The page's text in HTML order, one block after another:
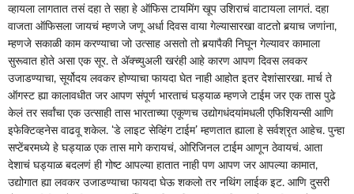
व्हायला लागतात तसं दहा ते सहा हे ऑफिस टायमिंग खूप उशिराचं वाटायला लागतं. दहा
वाजता ऑफिसला जायचं म्हणजे जणू अर्धा दिवस वाया गेल्यासारखा वाटतो बर्‍याच जणांना,
म्हणजे सकाळी काम करण्याचा जो उत्साह असतो तो बर्‍यापैकी निघून गेल्यावर कामाला
सुरूवात होते असा एक सूर. ते अ‍ॅक्च्युअली खरंही आहे कारण आपण दिवस लवकर
उजाडण्याचा, सूर्योदय लवकर होण्याचा फायदा घेत नाही आहोत इतर देेशांसारखा. मार्च ते
ऑगस्ट ह्या कालावधीत जर आपण संपूर्ण भारताचं घड्याळ म्हणजे टाईम जर एक तास पुढे
केलं तर सर्वांचा एक उत्साही तास भारताच्या एकूणच उद्योगधंदयांमधली एफिशियन्सी आणि
इफेक्टिव्हनेस वाढवू शकेल. ‘डे लाइट सेव्हिंग टाईम’ म्हणतात ह्याला हे सर्वश्रृत आहेच. पुन्हा
सप्टेंबरमध्ये हे घड्याळ एक तास मागे करायचं, ओरिजिनल टाईम आणून ठेवायचं. आता
देशाचं घड्याळ बदलणं ही गोष्ट आपल्या हातात नाही पण आपण जर आपल्या कामात,
उद्योगात ह्या लवकर उजाडण्याचा फायदा घेऊ शकलो तर नथिंग लाईक इट. आणि दुसरी